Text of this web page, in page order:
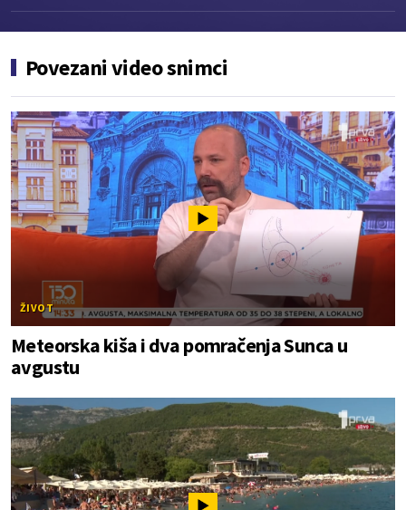
Povezani video snimci
ŽIVOT
Meteorska kiša i dva pomračenja Sunca u
avgustu